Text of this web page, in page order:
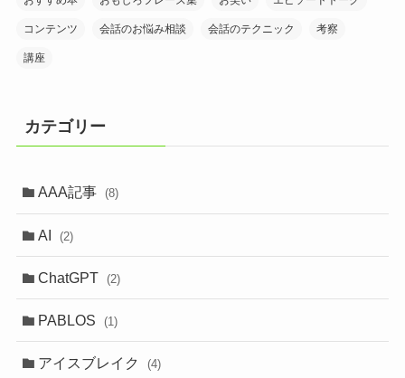
コンテンツ 会話のお悩み相談 会話のテクニック 考察
講座
カテゴリー
AAA記事 (8)
AI (2)
ChatGPT (2)
PABLOS (1)
アイスブレイク (4)